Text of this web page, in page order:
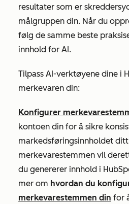
resultater som er
målgruppen din. Når du
følg de samme beste
innhold for AI.
Tilpass AI-verktøyene dine i
merkevaren din:
Konfigurer
kontoen din for å sikre
markedsføringsinnholdet
merkevarestemmen vil
du genererer innhold i
mer om hvordan du
merkevarestemmen din for